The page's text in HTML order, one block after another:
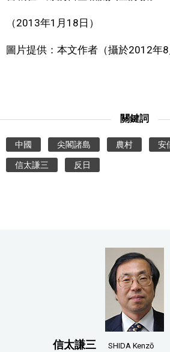
（2013年1月18日）
圖片提供：本文作者（攝於2012年8
關鍵詞
中國 尖閣諸島 農村 安
信太謙三 反日
信太謙三 SHIDA Kenzō